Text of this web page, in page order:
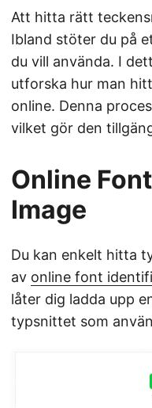
Att hitta rätt
Ibland stöter du på
du vill använda. I
utforska hur man
online. Denna
vilket gör den
Online
Image
Du kan enkelt hitta
av online font
låter dig ladda upp
typsnittet som